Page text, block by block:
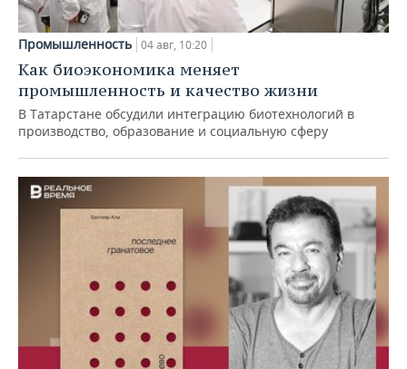
Промышленность 04 авг, 10:20
Как биоэкономика меняет
промышленность и качество жизни
В Татарстане обсудили интеграцию биотехнологий в
производство, образование и социальную сферу